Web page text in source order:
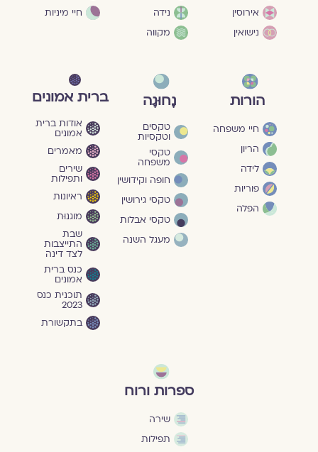
אירוסין
נישואין
נידה
מקווה
חיי מיניות
הורות
חיי משפחה
הריון
לידה
פוריות
הפלה
נָחוּגָה
טקסים
וטקסיות
טקסי
משפחה
חופה וקידושין
טקסי גירושין
טקסי אבלות
מעגל השנה
ברית אמונים
אודות ברית
אמונים
מאמרים
שירים
ותפילות
ראיונות
מוגנוּת
שבת
התייצבות
לצד דינה
כנס ברית
אמונים
תוכנית כנס
2023
בתקשורת
ספרות ורוח
שירה
תפילות